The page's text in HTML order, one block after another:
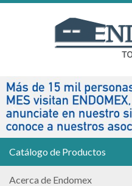
Catálogo de Productos
Acerca de Endomex